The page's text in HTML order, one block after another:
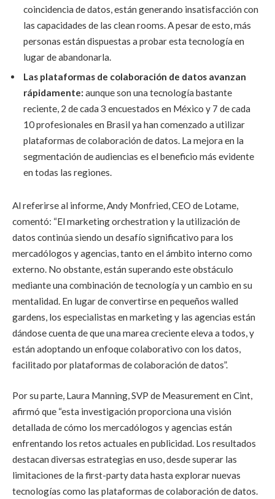
coincidencia de datos, están generando insatisfacción con
las capacidades de las clean rooms. A pesar de esto, más
personas están dispuestas a probar esta tecnología en
lugar de abandonarla.
Las plataformas de colaboración de datos avanzan
rápidamente: aunque son una tecnología bastante
reciente, 2 de cada 3 encuestados en México y 7 de cada
10 profesionales en Brasil ya han comenzado a utilizar
plataformas de colaboración de datos. La mejora en la
segmentación de audiencias es el beneficio más evidente
en todas las regiones.
Al referirse al informe, Andy Monfried, CEO de Lotame,
comentó: “El marketing orchestration y la utilización de
datos continúa siendo un desafío significativo para los
mercadólogos y agencias, tanto en el ámbito interno como
externo. No obstante, están superando este obstáculo
mediante una combinación de tecnología y un cambio en su
mentalidad. En lugar de convertirse en pequeños walled
gardens, los especialistas en marketing y las agencias están
dándose cuenta de que una marea creciente eleva a todos, y
están adoptando un enfoque colaborativo con los datos,
facilitado por plataformas de colaboración de datos”.
Por su parte, Laura Manning, SVP de Measurement en Cint,
afirmó que “esta investigación proporciona una visión
detallada de cómo los mercadólogos y agencias están
enfrentando los retos actuales en publicidad. Los resultados
destacan diversas estrategias en uso, desde superar las
limitaciones de la first-party data hasta explorar nuevas
tecnologías como las plataformas de colaboración de datos.